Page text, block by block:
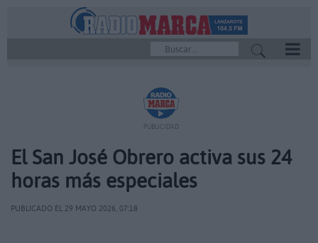
PUBLICIDAD
El San José Obrero activa sus 24
horas más especiales
PUBLICADO EL 29 MAYO 2026, 07:18